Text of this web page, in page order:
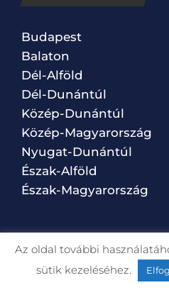
Budapest
Balaton
Dél-Alföld
Dél-Dunántúl
Közép-Dunántúl
Közép-Magyarország
Nyugat-Dunántúl
Észak-Alföld
Észak-Magyarország
VILÁG
Az oldal további
sütik kezeléséhez.